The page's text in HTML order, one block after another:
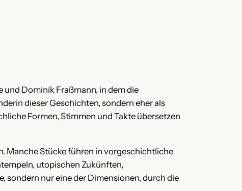
und Dominik Fraßmann, in dem die
dieser Geschichten, sondern eher als
Formen, Stimmen und Takte übersetzen
Manche Stücke führen in vorgeschichtliche
utopischen Zukünften,
sondern nur eine der Dimensionen, durch die